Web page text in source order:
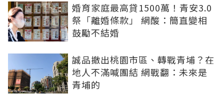
婚育家庭最高貸1500萬！青安3.0
祭「離婚條款」 網酸：簡直變相
鼓勵不結婚
誠品撤出桃園市區、轉戰青埔？在
地人不滿喊團結 網戰翻：未來是
青埔的